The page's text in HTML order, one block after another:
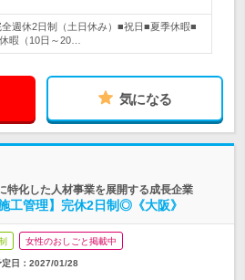
週休2日制（土日休み）■祝日■夏季休暇■
暇（10日～20…
気になる
特化した人材事業を展開する成長企業
工管理】完休2日制◎《大阪》
女性のおしごと掲載中
日： 2027/01/28